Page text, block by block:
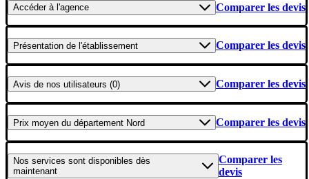
Accéderà l'agence Comparer les devis
Présentation de l'établissement Comparer les devis
Avis de nos utilisateurs (0) Comparer les devis
Prix moyen du département Nord Comparer les devis
Nos services sont disponibles dès
maintenant
Comparer les
devis